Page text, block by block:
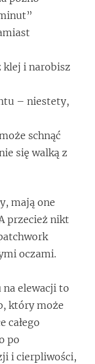
klej i narobisz
– niestety,
schnąć
się walką z
mają one
przecież nikt
oczami.
na elewacji to
który może
całego
po
i cierpliwości,